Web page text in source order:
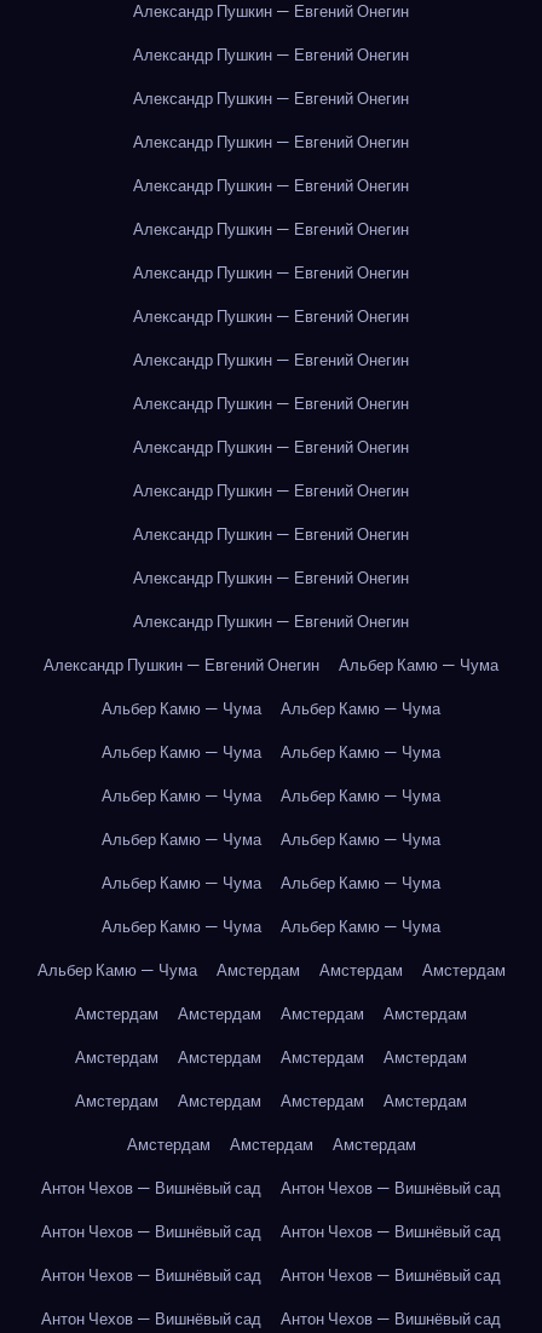
Александр Пушкин — Евгений Онегин
Александр Пушкин — Евгений Онегин
Александр Пушкин — Евгений Онегин
Александр Пушкин — Евгений Онегин
Александр Пушкин — Евгений Онегин
Александр Пушкин — Евгений Онегин
Александр Пушкин — Евгений Онегин
Александр Пушкин — Евгений Онегин
Александр Пушкин — Евгений Онегин
Александр Пушкин — Евгений Онегин
Александр Пушкин — Евгений Онегин
Александр Пушкин — Евгений Онегин
Александр Пушкин — Евгений Онегин
Александр Пушкин — Евгений Онегин
Александр Пушкин — Евгений Онегин
Александр Пушкин — Евгений Онегин
Альбер Камю — Чума
Альбер Камю — Чума
Альбер Камю — Чума
Альбер Камю — Чума
Альбер Камю — Чума
Альбер Камю — Чума
Альбер Камю — Чума
Альбер Камю — Чума
Альбер Камю — Чума
Альбер Камю — Чума
Альбер Камю — Чума
Альбер Камю — Чума
Альбер Камю — Чума
Альбер Камю — Чума
Амстердам Амстердам
Амстердам
Амстердам
Амстердам Амстердам
Амстердам
Амстердам
Амстердам Амстердам
Амстердам
Амстердам
Амстердам Амстердам
Амстердам
Амстердам
Амстердам
Амстердам
Антон Чехов — Вишнёвый сад
Антон Чехов — Вишнёвый сад
Антон Чехов — Вишнёвый сад
Антон Чехов — Вишнёвый сад
Антон Чехов — Вишнёвый сад
Антон Чехов — Вишнёвый сад
Антон Чехов — Вишнёвый сад
Антон Чехов — Вишнёвый сад